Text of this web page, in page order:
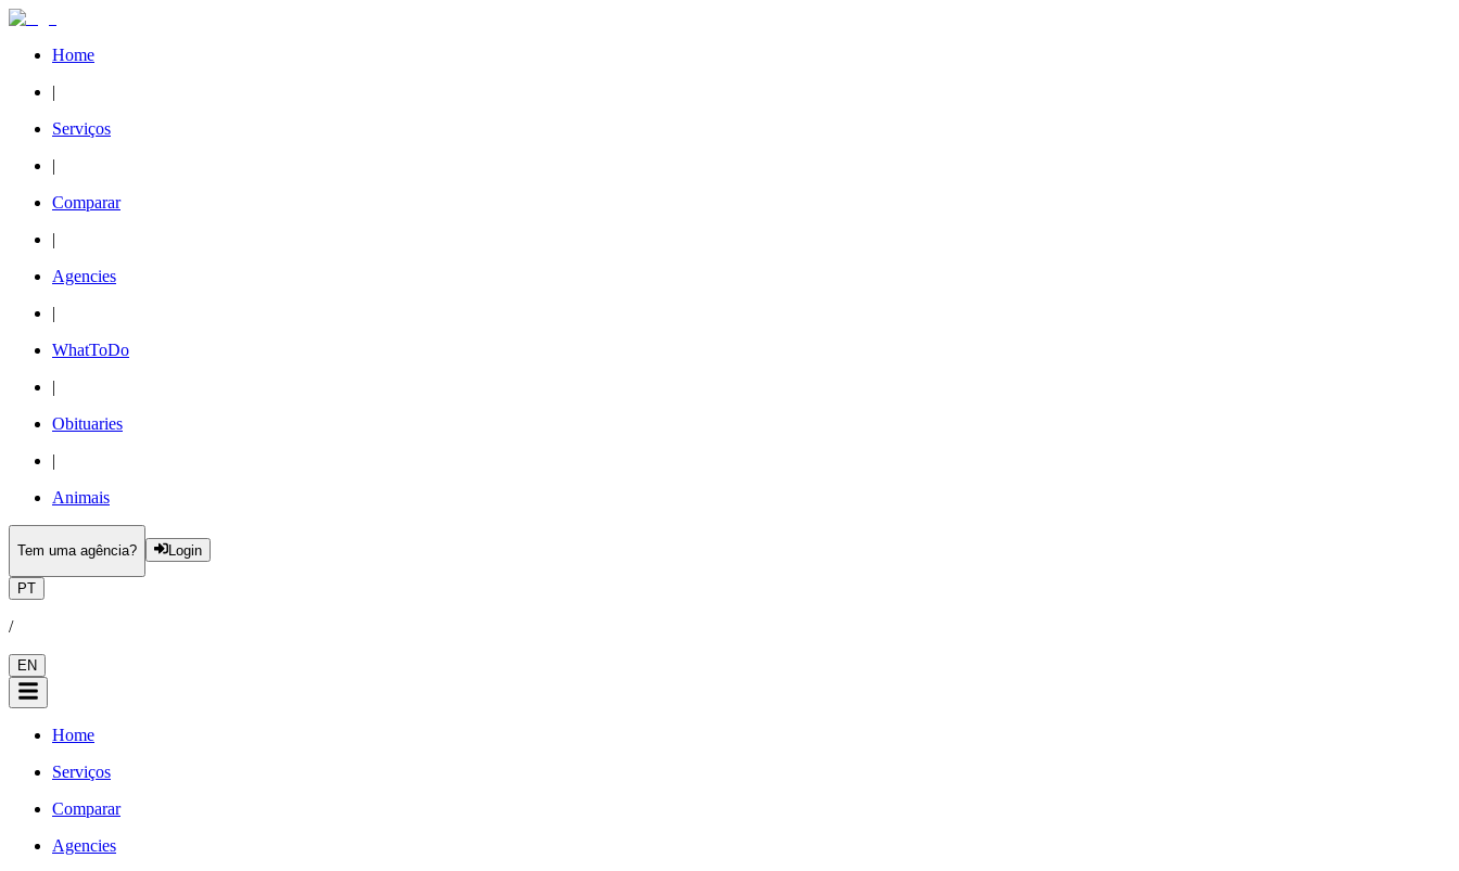
Home
|
Serviços
|
Comparar
|
Agencies
|
WhatToDo
|
Obituaries
|
Animais
Tem uma agência? Login
PT
/
EN
Home
Serviços
Comparar
Agencies